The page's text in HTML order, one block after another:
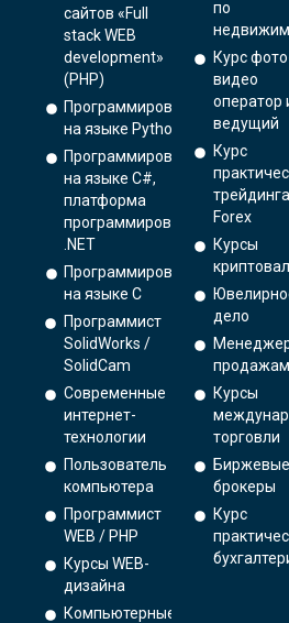
сайтов «Full
stack WEB
development»
(PHP)
Программирование
на языке Python.
Программирование
на языке C#,
платформа
программирования
.NET
Программирование
на языке С
Программист
SolidWorks /
SolidCam
Современные
интернет-
технологии
Пользователь
компьютера
Программист
WEB / PHP
Курсы WEB-
дизайна
Компьютерные
по
Курс
видео
оператор
ведущий
Курс
Forex
Курсы
дело
продажам
Курсы
торговли
Биржевые
брокеры
Курс